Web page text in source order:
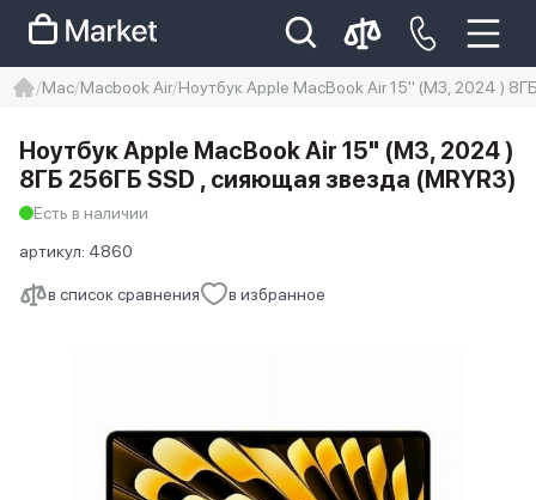
Iphone 14 pro max
айфон 14
Mac Macbook Air Ноутбук Apple MacBook Air 15" (M3, 2024 )
в список сравнения в избранное
Ноутбук Apple MacBook Air 15" (M3, 2024 )
8ГБ 256ГБ SSD , сияющая звезда (MRYR3)
Есть в наличии
артикул: 4860